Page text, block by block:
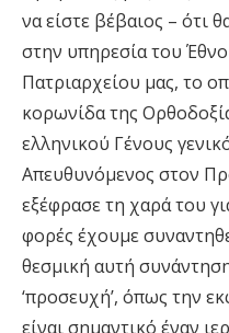
να είστε βέβαιος – ότι
στην υπηρεσία του
Πατριαρχείου μας, το
κορωνίδα της
ελληνικού Γένους
Απευθυνόμενος στον
εξέφρασε τη χαρά του
φορές έχουμε
θεσμική αυτή
‘προσευχή’, όπως την
είναι σημαντικό έναν